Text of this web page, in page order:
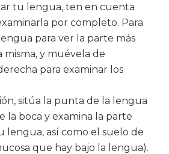
tu lengua, ten en cuenta
por completo. Para
para ver la parte más
misma, y muévela de
para examinar los
sitúa la punta de la lengua
la boca y examina la parte
lengua, así como el suelo de
que hay bajo la lengua).